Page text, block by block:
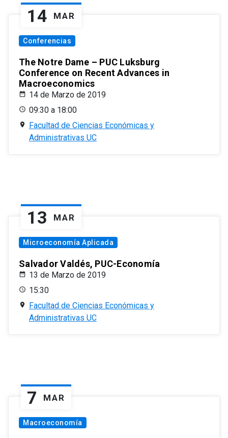
14 MAR
Conferencias
The Notre Dame – PUC Luksburg
Conference on Recent Advances in
Macroeconomics
14 de Marzo de 2019
09:30 a 18:00
Facultad de Ciencias Económicas y
Administrativas UC
13 MAR
Microeconomía Aplicada
Salvador Valdés, PUC-Economía
13 de Marzo de 2019
15:30
Facultad de Ciencias Económicas y
Administrativas UC
7 MAR
Macroeconomía